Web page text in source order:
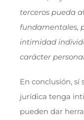
terceros pueda
fundamentales,
intimidad
carácter
En conclusión, sí
jurídica tenga
pueden dar